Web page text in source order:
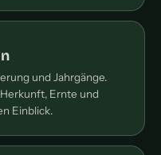
und Jahrgänge.
Ernte und
Einblick.